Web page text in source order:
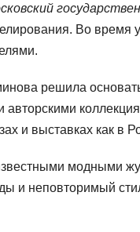
Во время
решила
авторскими
и выставках как в
модными
и неповторимый